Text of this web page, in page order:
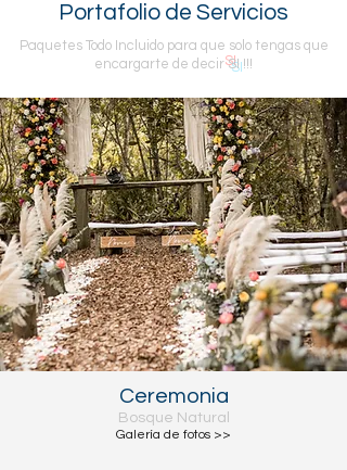
Portafolio de Servicios
Paquetes Todo Incluido para que solo tengas que
encargarte de decirSI!!!
Ceremonia
Galería de fotos >>
Bosque Natural